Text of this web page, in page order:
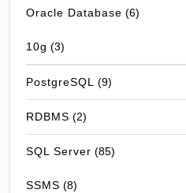
Oracle Database (6)
10g (3)
PostgreSQL (9)
RDBMS (2)
SQL Server (85)
SSMS (8)